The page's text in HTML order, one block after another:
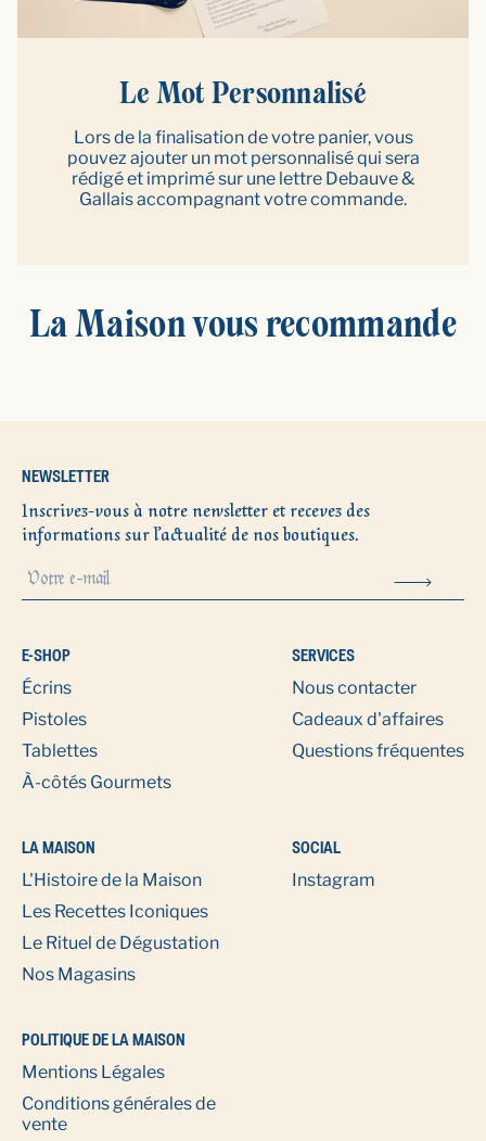
Le Mot Personnalisé
Lors de la finalisation de votre panier, vous
pouvez ajouter un mot personnalisé qui sera
rédigé et imprimé sur une lettre Debauve &
Gallais accompagnant votre commande.
La Maison vous recommande
NEWSLETTER
Inscrivez-vous à notre newsletter et recevez des
informations sur l’actualité de nos boutiques.
E-SHOP
Écrins
Pistoles
Tablettes
À-côtés Gourmets
SERVICES
Nous contacter
Cadeaux d'affaires
Questions fréquentes
LA MAISON
L'Histoire de la Maison
Les Recettes Iconiques
Le Rituel de Dégustation
Nos Magasins
SOCIAL
Instagram
POLITIQUE DE LA MAISON
Mentions Légales
Conditions générales de
vente